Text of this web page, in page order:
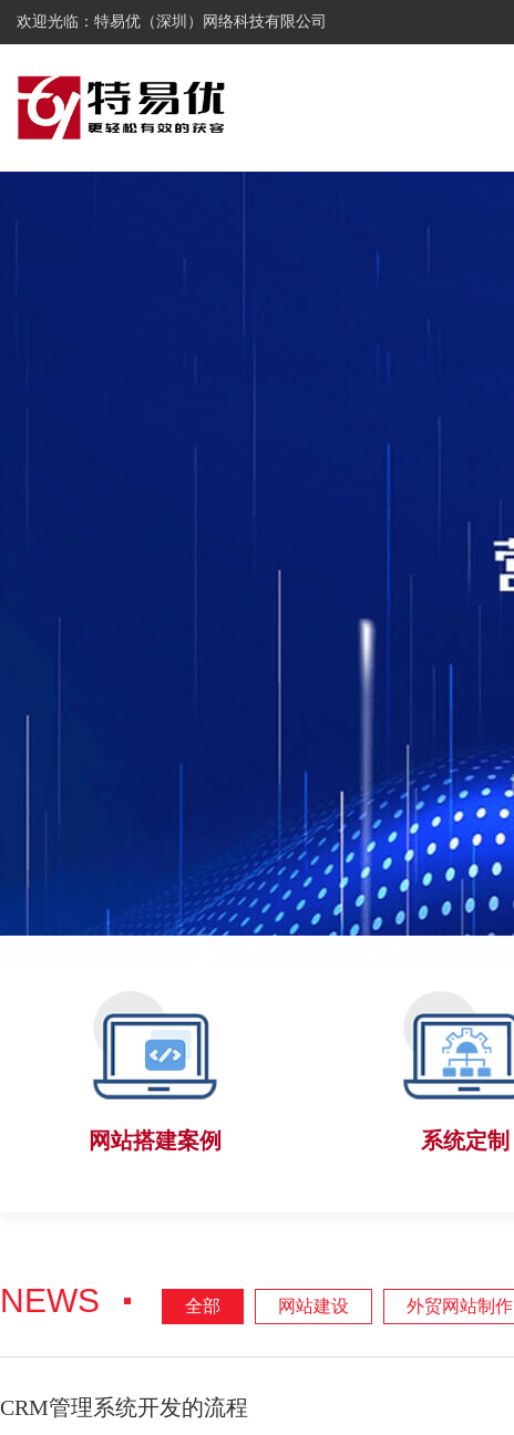
欢迎光临：特易优（深圳）网络科技有限公司
网站搭建案例 系统定制
NEWS 全部 网站建设 外贸网站制作
CRM管理系统开发的流程